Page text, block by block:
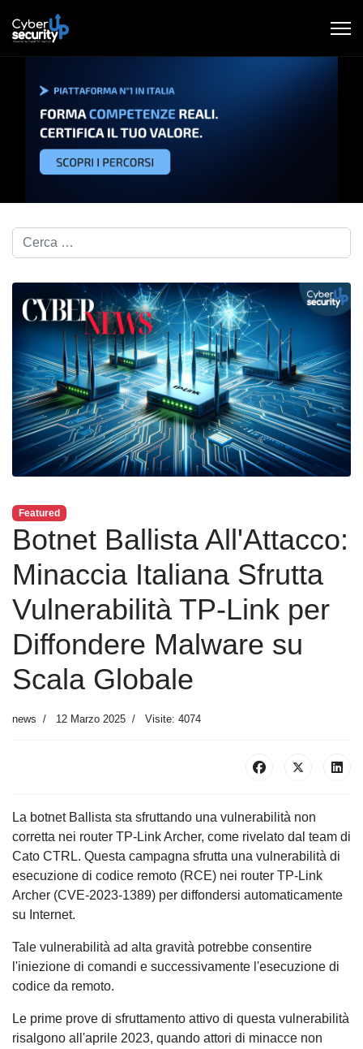
Cerca nel blog...
Featured
Botnet Ballista All'Attacco:
Minaccia Italiana Sfrutta
Vulnerabilità TP-Link per
Diffondere Malware su
Scala Globale
news 12 Marzo 2025 Visite: 4074
La botnet Ballista sta sfruttando una vulnerabilità non
corretta nei router TP-Link Archer, come rivelato dal team di
Cato CTRL. Questa campagna sfrutta una vulnerabilità di
esecuzione di codice remoto (RCE) nei router TP-Link
Archer (CVE-2023-1389) per diffondersi automaticamente
su Internet.
Tale vulnerabilità ad alta gravità potrebbe consentire
l'iniezione di comandi e successivamente l'esecuzione di
codice da remoto.
Le prime prove di sfruttamento attivo di questa vulnerabilità
risalgono all'aprile 2023, quando attori di minacce non